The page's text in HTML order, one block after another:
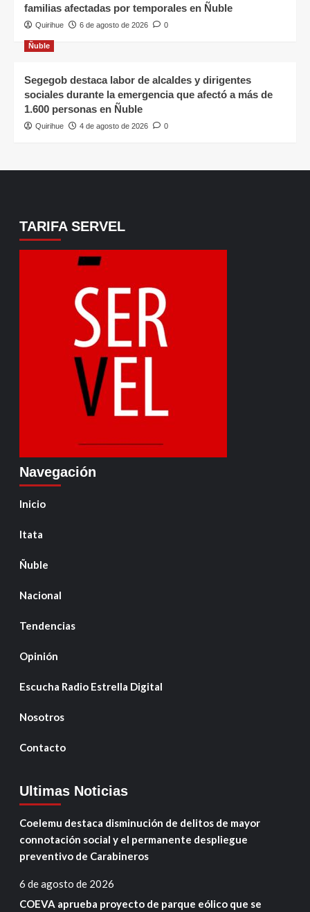
familias afectadas por temporales en Ñuble
Quirihue 6 de agosto de 2026 0
Ñuble
Segegob destaca labor de alcaldes y dirigentes
sociales durante la emergencia que afectó a más de
1.600 personas en Ñuble
Quirihue 4 de agosto de 2026 0
TARIFA SERVEL
Navegación
Inicio
Itata
Ñuble
Nacional
Tendencias
Opinión
Escucha Radio Estrella Digital
Nosotros
Contacto
Ultimas Noticias
Coelemu destaca disminución de delitos de mayor
connotación social y el permanente despliegue
preventivo de Carabineros
6 de agosto de 2026
COEVA aprueba proyecto de parque eólico que se